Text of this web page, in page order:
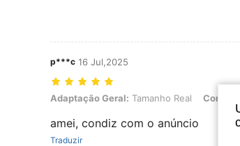
p***c 16 Jul,2025
Adaptação Geral: Tamanho Real, Cor: Verde,
Adaptação Geral: Tamanho Real Cor:
amei, condiz com o anúncio
Traduzir